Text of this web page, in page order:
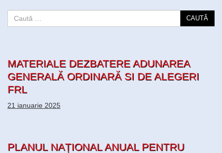
CAUTĂ
MATERIALE DEZBATERE ADUNAREA
GENERALĂ ORDINARĂ SI DE ALEGERI
FRL
21 ianuarie 2025
PLANUL NAȚIONAL ANUAL PENTRU